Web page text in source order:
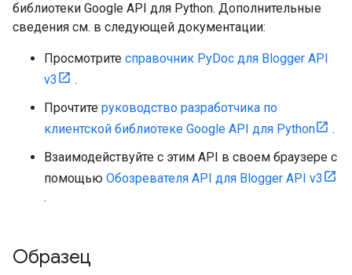
библиотеки Google API для Python. Дополнительные
сведения см. в следующей документации:
Просмотрите справочник PyDoc для Blogger API
v3
.
Прочтите руководство разработчика по
клиентской библиотеке Google API для Python
.
Взаимодействуйте с этим API в своем браузере с
помощью Обозревателя API для Blogger API v3
.
Образец